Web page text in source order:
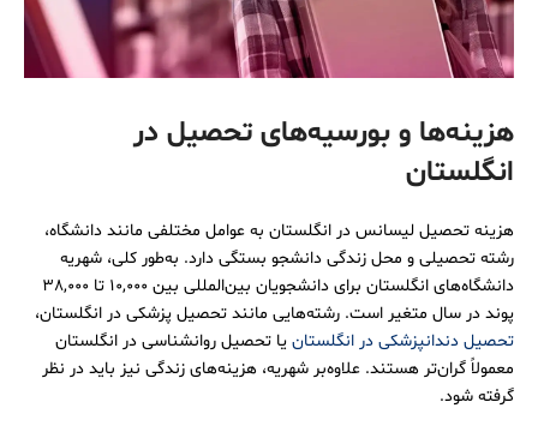
هزینه‌ها و بورسیه‌های تحصیل در
انگلستان
هزینه تحصیل لیسانس در انگلستان به عوامل مختلفی مانند دانشگاه،
رشته تحصیلی و محل زندگی دانشجو بستگی دارد. به‌طور کلی، شهریه
دانشگاه‌های انگلستان برای دانشجویان بین‌المللی بین 10,000 تا 38,000
پوند در سال متغیر است. رشته‌هایی مانند تحصیل پزشکی در انگلستان،
تحصیل دندانپزشکی در انگلستان یا تحصیل روانشناسی در انگلستان
معمولاً گران‌تر هستند. علاوه‌بر شهریه، هزینه‌های زندگی نیز باید در نظر
گرفته شود.